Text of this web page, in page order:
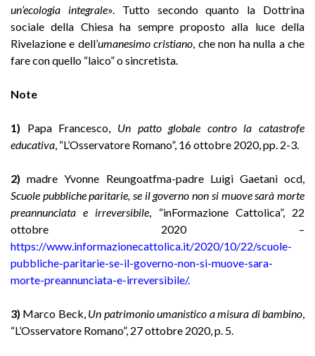
un’ecologia integrale». Tutto secondo quanto la Dottrina
sociale della Chiesa ha sempre proposto alla luce della
Rivelazione e dell’umanesimo cristiano , che non ha nulla a che
fare con quello “laico” o sincretista.
Note
1) Papa Francesco, Un patto globale contro la catastrofe
educativa , “L’Osservatore Romano”, 16 ottobre 2020, pp. 2-3.
2) madre Yvonne Reungoatfma-padre Luigi Gaetani ocd,
Scuole pubbliche paritarie, se il governo non si muove sarà morte
preannunciata e irreversibile , “inFormazione Cattolica”, 22
ottobre 2020–
https://www.informazionecattolica.it/2020/10/22/scuole-
pubbliche-paritarie-se-il-governo-non-si-muove-sara-
morte-preannunciata-e-irreversibile/.
3) Marco Beck, Un patrimonio umanistico a misura di bambino
“L’Osservatore Romano”, 27 ottobre 2020, p. 5.